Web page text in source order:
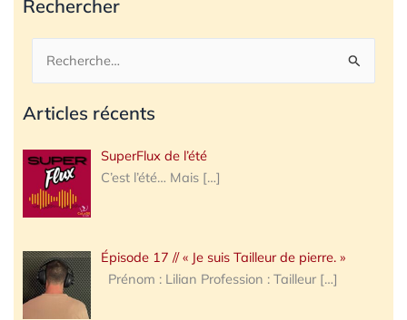
Rechercher
Rechercher :
Articles récents
SuperFlux de l’été
C’est l’été… Mais […]
Épisode 17 // « Je suis Tailleur de pierre. »
Prénom : Lilian Profession : Tailleur […]